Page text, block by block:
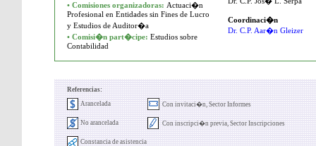
• Comisiones organizadoras: Actuaci�n
Profesional en Entidades sin Fines de Lucro
y Estudios de Auditor�a
• Comisi�n part�cipe: Estudios sobre
Contabilidad
Coordinaci�n
Dr. C.P. Aar�n Gleizer
Referencias:
Arancelada
Con invitaci�n, Sector Informes
No arancelada Con inscripci�n previa, Sector Inscripciones
Constancia de asistencia